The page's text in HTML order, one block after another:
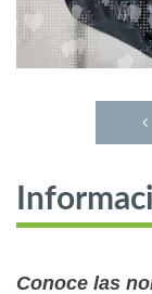
Conoce las